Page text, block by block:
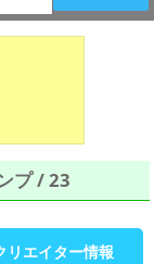
プ / 23
リエイター情報